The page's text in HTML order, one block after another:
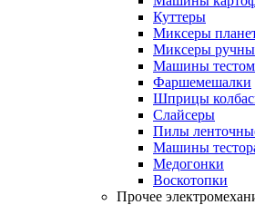
Куттеры
Миксеры
Миксеры
Машины
Фаршемешалки
Шприцы
Слайсеры
Пилы
Машины
Медогонки
Воскотопки
Прочее